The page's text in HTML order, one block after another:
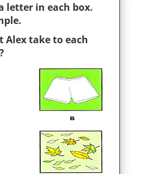
letter in each box.
Alex take to each